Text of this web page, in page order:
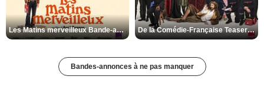
Les Matins merveilleux Bande-annonce VF De la Comédie-Française Teaser VF
Bandes-annonces à ne pas manquer